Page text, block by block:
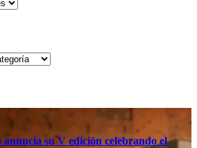
su V edición celebrando el